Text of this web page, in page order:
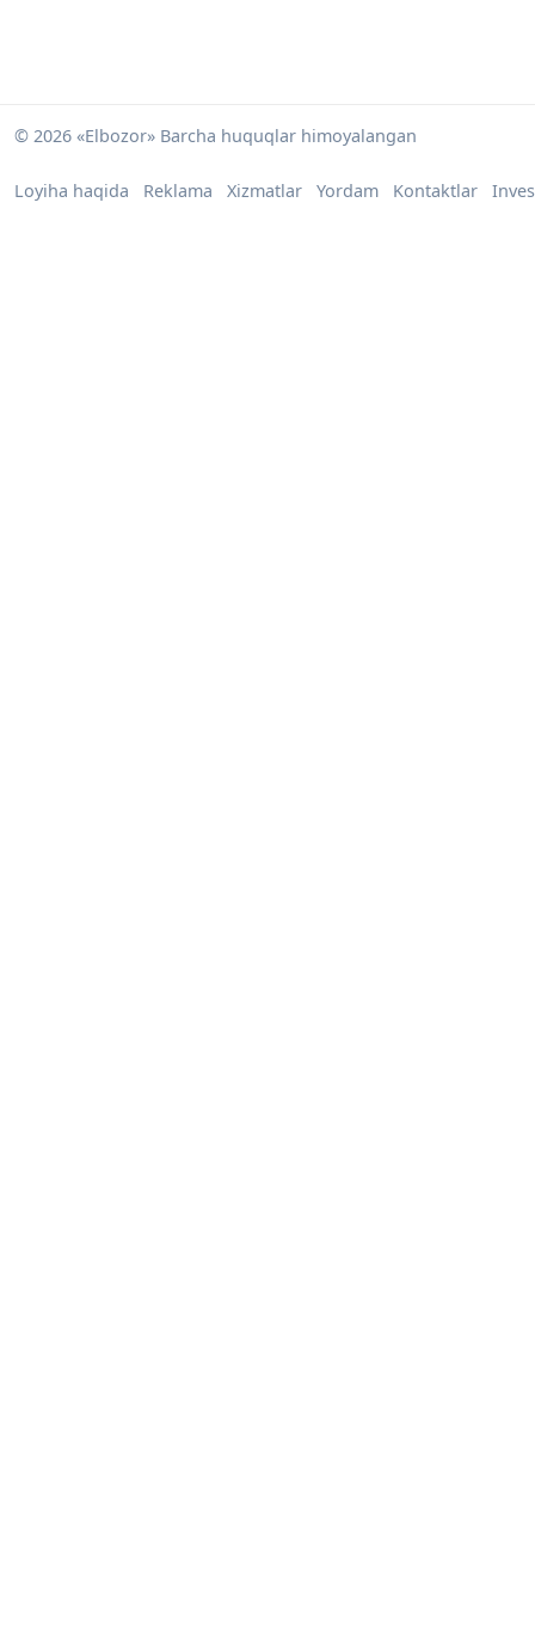
© 2026 «Elbozor» Barcha huquqlar himoyalangan
Loyiha haqida Reklama Xizmatlar Yordam Kontaktlar